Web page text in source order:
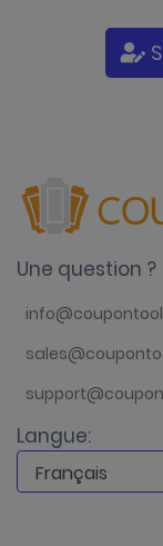
Une question ?
Langue: